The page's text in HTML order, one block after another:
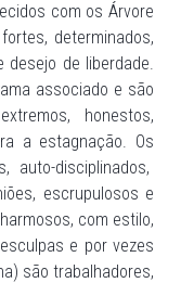
com os Árvore
determinados,
de liberdade.
associado e são
honestos,
a estagnação. Os
auto-disciplinados,
escrupulosos e
com estilo,
e por vezes
são trabalhadores,